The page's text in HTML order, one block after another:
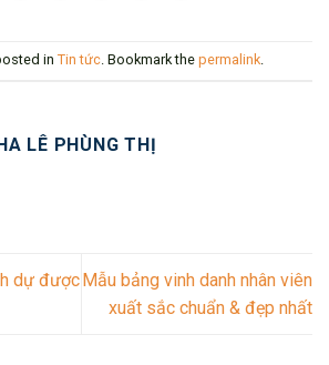
in Tin tức. Bookmark the permalink.
LÊ PHÙNG THỊ
dự đượcMẫu bảng vinh danh nhân viên
xuất sắc chuẩn & đẹp nhất